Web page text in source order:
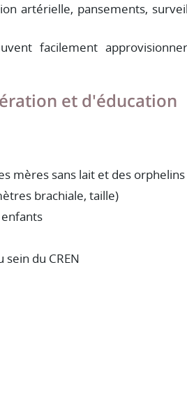
artérielle, pansements,
facilement
et d'éducation
mères sans lait et des orphelins
brachiale, taille)
sein du CREN